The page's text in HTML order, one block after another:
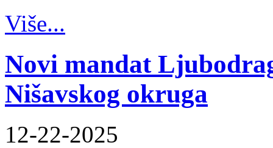
Više...
Novi mandat
Nišavskog okruga
12-22-2025